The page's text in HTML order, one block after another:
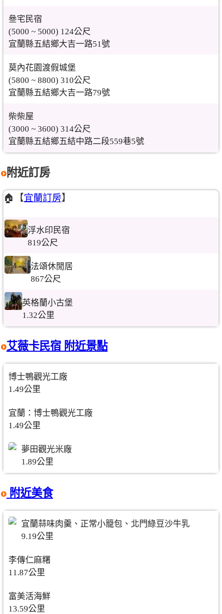
叄宅民宿
(5000 ~ 5000) 124公尺
宜蘭縣五結鄉大吉一路51號
莫內花園渡假城堡
(5800 ~ 8800) 310公尺
宜蘭縣五結鄉大吉一路79號
柴柴屋
(3000 ~ 3600) 314公尺
宜蘭縣五結鄉五結中路二段559巷5號
附近訂房
🏠【宜蘭訂房】
浮水印民宿
819公尺
法頌休閒居
867公尺
英格蘭小古堡
1.32公里
艾薇卡民宿 附近景點
博士鴨觀光工廠
1.49公里
宜蘭：博士鴨觀光工廠
1.49公里
夢田觀光米廠
1.89公里
附近美食
宜蘭蒜味肉羹、正常小籠包、北門綠豆沙牛乳
9.19公里
李傳仁麻糬
11.87公里
富美活海鮮
13.59公里